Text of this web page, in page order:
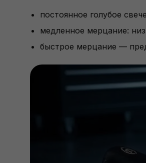
постоянное голубое
медленное мерцание:
быстрое мерцание —